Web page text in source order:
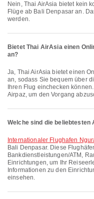
Nein, Thai AirAsia bietet kein kostenloses Gepäck für Inland & International
Flüge ab Bali Denpasar an.
werden.
Bietet Thai AirAsia einen
an?
Ja, Thai AirAsia bietet einen Online-Check-in für Flüge von Bali Denpasar
an, sodass Sie bequem über
Ihren Flug einchecken
Airpaz, um den Vorgang
Welche sind die beliebtesten
Internationaler Flughafen
Bali Denpasar. Diese
Bankdienstleistungen/ATM,
Einrichtungen, um Ihr
Informationen zu den
einsehen.